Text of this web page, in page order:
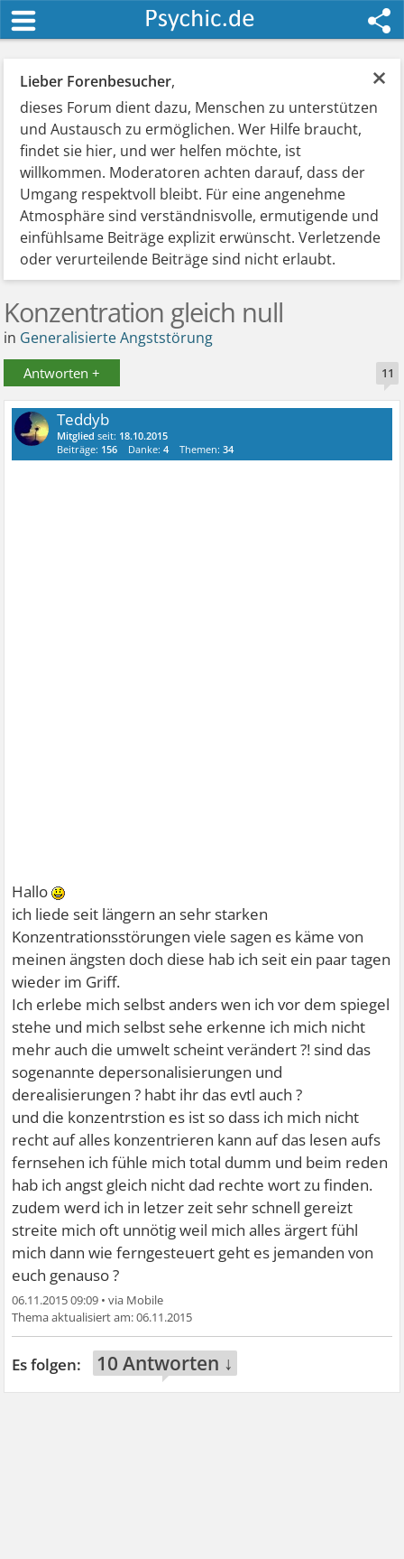
×
Lieber Forenbesucher,
dieses Forum dient dazu, Menschen zu unterstützen
und Austausch zu ermöglichen. Wer Hilfe braucht,
findet sie hier, und wer helfen möchte, ist
willkommen. Moderatoren achten darauf, dass der
Umgang respektvoll bleibt. Für eine angenehme
Atmosphäre sind verständnisvolle, ermutigende und
einfühlsame Beiträge explizit erwünscht. Verletzende
oder verurteilende Beiträge sind nicht erlaubt.
Konzentration gleich null
in Generalisierte Angststörung
Antworten + 11
Teddyb
Mitglied seit: 18.10.2015
Beiträge: 156 Danke:4 Themen:34
Hallo
ich liede seit längern an sehr starken
Konzentrationsstörungen viele sagen es käme von
meinen ängsten doch diese hab ich seit ein paar tagen
wieder im Griff.
Ich erlebe mich selbst anders wen ich vor dem spiegel
stehe und mich selbst sehe erkenne ich mich nicht
mehr auch die umwelt scheint verändert ?! sind das
sogenannte depersonalisierungen und
derealisierungen ? habt ihr das evtl auch ?
und die konzentrstion es ist so dass ich mich nicht
recht auf alles konzentrieren kann auf das lesen aufs
fernsehen ich fühle mich total dumm und beim reden
hab ich angst gleich nicht dad rechte wort zu finden.
zudem werd ich in letzer zeit sehr schnell gereizt
streite mich oft unnötig weil mich alles ärgert fühl
mich dann wie ferngesteuert geht es jemanden von
euch genauso ?
06.11.2015 09:09 •
06.11.2015
10 Antworten ↓